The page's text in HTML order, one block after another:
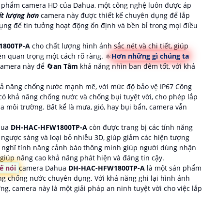
camera HD của Dahua, một công nghệ luôn được áp
lượng hơn camera này được thiết kế chuyên dụng để lắp
để tin tưởng hoạt động ổn định và bền bỉ trong mọi điều
A cho chất lượng hình ảnh sắc nét và chi tiết, giúp
quan trọng một cách rõ ràng. ⚛️Hơn những gì chúng ta
này để 🔄an Tâm khả năng nhìn ban đêm tốt, với khả
năng chống nước mạnh mẽ, với mức độ bảo vệ IP67 Công
khả năng chống nước và chống bụi tuyệt vời, cho phép lắp
trường. Bất kể là mưa, gió, hay bụi bẩn, camera vẫn
DH-HAC-HFW1800TP-A còn được trang bị các tính năng
sáng và loại bỏ nhiễu 3D, giúp giảm các hiện tượng
tính năng cảnh báo thông minh giúp người dùng nhận
nâng cao khả năng phát hiện và đáng tin cậy.
nói camera Dahua DH-HAC-HFW1800TP-A là một sản phẩm
chống nước chuyên dụng. Với khả năng ghi lại hình ảnh
camera này là một giải pháp an ninh tuyệt vời cho việc lắp